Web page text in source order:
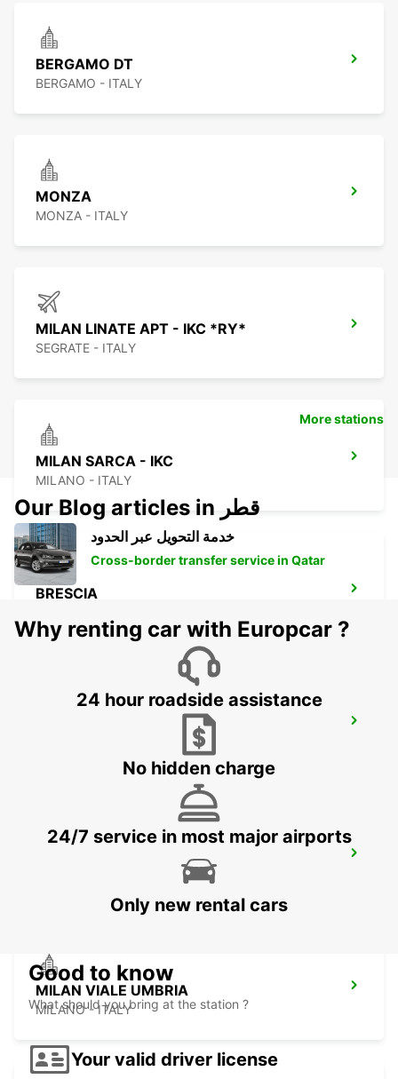
BERGAMO DT
BERGAMO - ITALY
MONZA
MONZA - ITALY
MILAN LINATE APT - IKC *RY*
SEGRATE - ITALY
MILAN SARCA - IKC
MILANO - ITALY
BRESCIA
MILAN VIALE UMBRIA
MILANO - ITALY
More stations
Our Blog articles in قطر
خدمة التحويل عبر الحدود
Cross-border transfer service in Qatar
Why renting car with Europcar ?
24 hour roadside assistance
No hidden charge
24/7 service in most major airports
Only new rental cars
Good to know
What should you bring at the station ?
Your valid driver license